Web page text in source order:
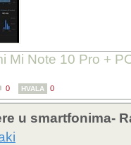
Mi Note 10 Pro +
0 HVALA 0
u smartfonima-